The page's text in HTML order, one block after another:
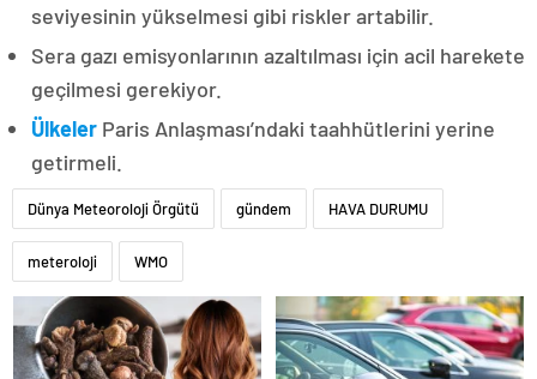
seviyesinin yükselmesi gibi riskler artabilir.
Sera gazı emisyonlarının azaltılması için acil harekete
geçilmesi gerekiyor.
Ülkeler Paris Anlaşması’ndaki taahhütlerini yerine
getirmeli.
Dünya Meteoroloji Örgütü gündem HAVA DURUMU
meteroloji WMO